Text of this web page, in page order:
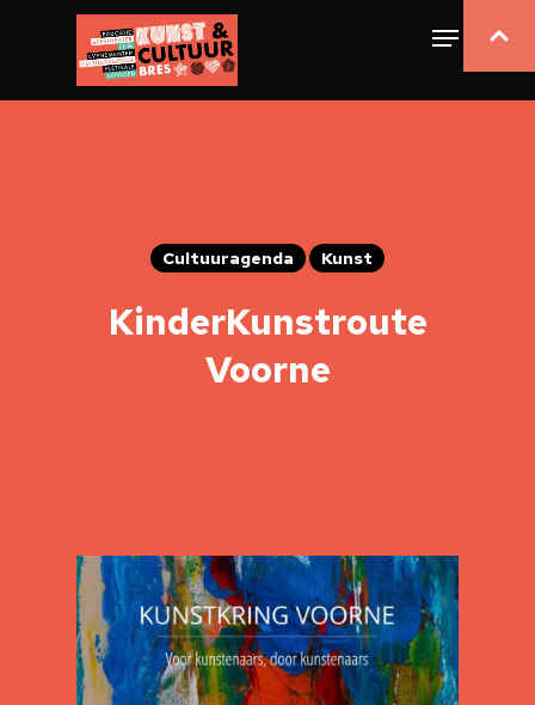
Cultuuragenda Kunst
KinderKunstroute
Voorne